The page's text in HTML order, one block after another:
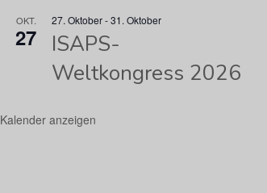
OKT.
27
27. Oktober-31. Oktober
ISAPS-
Weltkongress 2026
Kalender anzeigen